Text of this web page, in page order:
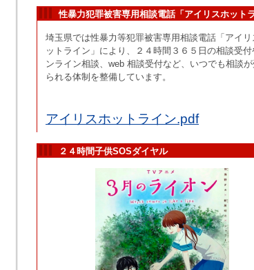
性暴力犯罪被害専用相談電話「アイリスホット
埼玉県では性暴力等犯罪被害専用相談電話「アイリ
ットライン」により、２４時間３６５日の相談受付
ンライン相談、web 相談受付など、いつでも相談
られる体制を整備しています。
アイリスホットライン.pdf
２４時間子供SOSダイヤル